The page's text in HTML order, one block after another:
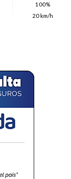
100%
20 km/h